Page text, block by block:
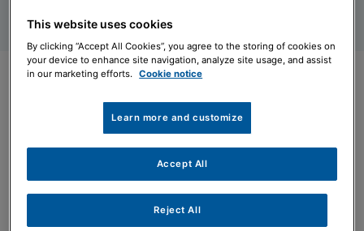
Alta efficienza
Raggiunge efficienze di scambio termico fino al 90%
This website uses cookies
By clicking “Accept All Cookies”, you agree to the storing of cookies on
your device to enhance site navigation, analyze site usage, and assist
in our marketing efforts. Cookie notice
Learn more and customize
Reject All
Accept All